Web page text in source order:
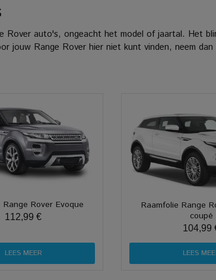
Rover auto's, ongeacht het model of jaartal. Het
jouw Range Rover hier niet kunt vinden, neem
Range Rover Evoque
112,99 €
LEES MEER
Raamfolie Range
coupé
104,99
LEES